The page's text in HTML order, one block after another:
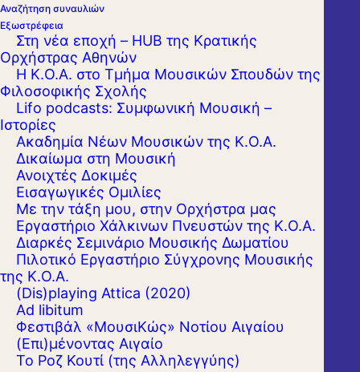
Αναζήτηση συναυλιών
Εξωστρέφεια
Στη νέα εποχή – HUB της Κρατικής
Ορχήστρας Αθηνών
Η Κ.Ο.Α. στο Τμήμα Μουσικών Σπουδών της
Φιλοσοφικής Σχολής
Lifo podcasts: Συμφωνική Μουσική –
Ιστορίες
Ακαδημία Νέων Μουσικών της Κ.Ο.Α.
Δικαίωμα στη Μουσική
Ανοιχτές Δοκιμές
Εισαγωγικές Ομιλίες
Με την τάξη μου, στην Ορχήστρα μας
Εργαστήριo Χάλκινων Πνευστών της Κ.Ο.Α.
Διαρκές Σεμινάριο Μουσικής Δωματίου
Πιλοτικό Εργαστήριο Σύγχρονης Μουσικής
της Κ.Ο.Α.
(Dis)playing Attica (2020)
Ad libitum
Φεστιβάλ «ΜουσιΚώς» Νοτίου Αιγαίου
(Επι)μένοντας Αιγαίο
Το Ροζ Κουτί (της Αλληλεγγύης)